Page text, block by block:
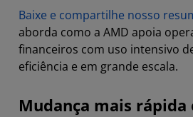
Baixe e compartilhe nosso
aborda como a AMD apoia
financeiros com uso intensivo
eficiência e em grande escala.
Mudança mais rápida